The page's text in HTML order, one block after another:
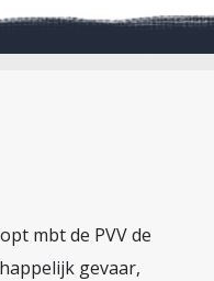
mbt de PVV de
gevaar,